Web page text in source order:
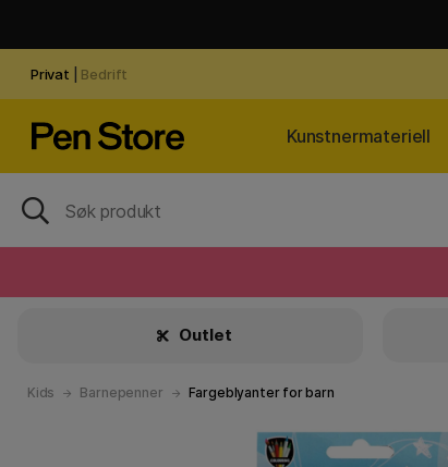
Privat Bedrift
Kunstnermateriell
Outlet
Kids Barnepenner Fargeblyanter for barn